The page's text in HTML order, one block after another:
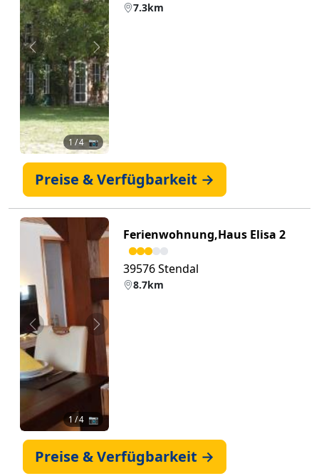
Zurück Weiter
1 / 4 📷
7.3km
Preise & Verfügbarkeit →
Zurück Weiter
1 / 4 📷
Ferienwohnung,Haus Elisa 2
39576 Stendal
8.7km
Preise & Verfügbarkeit →